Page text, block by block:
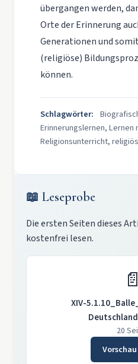
übergangen werden,
Orte der Erinnerung
Generationen und
(religiöse)
können.
Schlagwörter:
Erinnerungslernen, Lernen
Religionsunterricht,
📖 Leseprobe
Die ersten Seiten dieses
kostenfrei lesen.
📄
XIV-
20